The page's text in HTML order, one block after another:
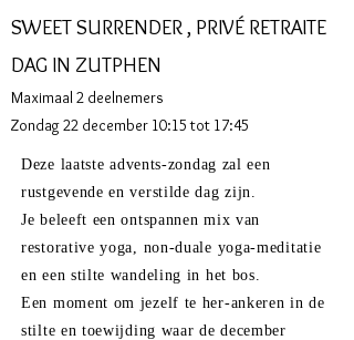
SWEET SURRENDER , PRIVÉ RETRAITE
DAG IN ZUTPHEN
Maximaal 2 deelnemers
Zondag 22 december 10:15 tot 17:45
Deze laatste advents-zondag zal een
rustgevende en verstilde dag zijn.
Je beleeft een ontspannen mix van
restorative yoga, non-duale yoga-meditatie
en een stilte wandeling in het bos.
Een moment om jezelf te her-ankeren in de
stilte en toewijding waar de december